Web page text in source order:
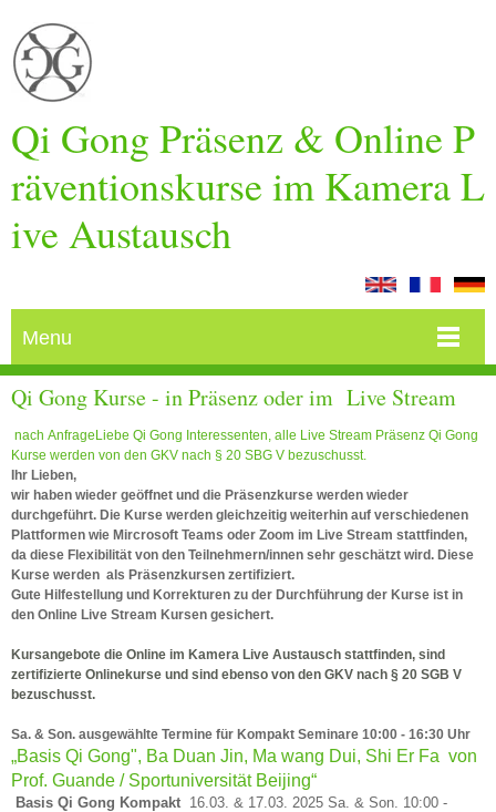
Qi Gong Präsenz & Online P
räventionskurse im Kamera L
ive Austausch
Menu
Qi Gong Kurse - in Präsenz oder im Live Stream
nach AnfrageLiebe Qi Gong Interessenten, alle Live Stream Präsenz Qi Gong
Kurse werden von den GKV nach § 20 SBG V bezuschusst.
Ihr Lieben,
wir haben wieder geöffnet und die Präsenzkurse werden wieder
durchgeführt. Die Kurse werden gleichzeitig weiterhin auf verschiedenen
Plattformen wie Mircrosoft Teams oder Zoom im Live Stream stattfinden,
da diese Flexibilität von den Teilnehmern/innen sehr geschätzt wird. Diese
Kurse werden als Präsenzkursen zertifiziert.
Gute Hilfestellung und Korrekturen zu der Durchführung der Kurse ist in
den Online Live Stream Kursen gesichert.
Kursangebote die Online im Kamera Live Austausch stattfinden, sind
zertifizierte Onlinekurse und sind ebenso von den GKV nach § 20 SGB V
bezuschusst.
Sa. & Son. ausgewählte Termine für Kompakt Seminare 10:00 - 16:30 Uhr
​„Basis Qi Gong", Ba Duan Jin, Ma wang Dui, Shi Er Fa von
Prof. Guande / Sportuniversität Beijing“
Basis Qi Gong Kompakt 16.03. & 17.03. 2025 Sa. & Son. 10:00 -